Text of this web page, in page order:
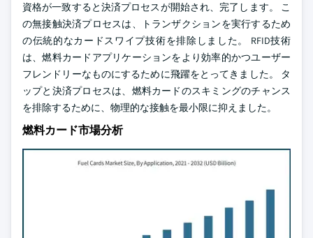
資格が一致すると決済プロセスが開始され、完了します。 こ
の無接触決済プロセスは、トランザクションを実行するため
の伝統的なカードスワイプ技術を排除しました。 RFID技術
は、燃料カードアプリケーションをより効率的かつユーザー
フレンドリーなものにするために飛躍をとってきました。 タ
ップと決済プロセスは、燃料カードのスキミングのチャンス
を排除するために、物理的な接触を最小限に抑えました。
燃料カード市場分析